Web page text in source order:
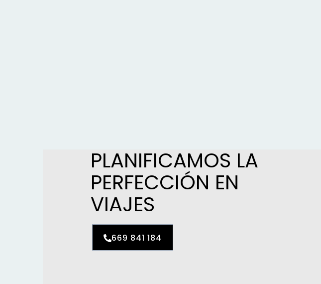
PLANIFICAMOS LA
PERFECCIÓN EN
VIAJES
669 841 184